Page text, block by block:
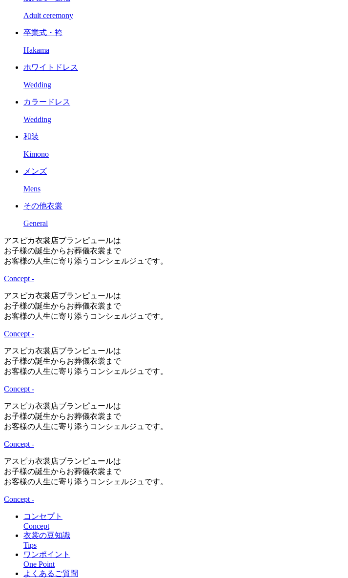
Adult ceremony
卒業式・袴
Hakama
ホワイトドレス
Wedding
カラードレス
Wedding
和装
Kimono
メンズ
Mens
その他衣裳
General
アスピカ衣裳店ブランピュールは
お子様の誕生からお葬儀衣裳まで
お客様の人生に寄り添うコンシェルジュです。
Concept -
アスピカ衣裳店ブランピュールは
お子様の誕生からお葬儀衣裳まで
お客様の人生に寄り添うコンシェルジュです。
Concept -
アスピカ衣裳店ブランピュールは
お子様の誕生からお葬儀衣裳まで
お客様の人生に寄り添うコンシェルジュです。
Concept -
アスピカ衣裳店ブランピュールは
お子様の誕生からお葬儀衣裳まで
お客様の人生に寄り添うコンシェルジュです。
Concept -
アスピカ衣裳店ブランピュールは
お子様の誕生からお葬儀衣裳まで
お客様の人生に寄り添うコンシェルジュです。
Concept -
コンセプト
Concept
衣裳の豆知識
Tips
ワンポイント
One Point
よくあるご質問